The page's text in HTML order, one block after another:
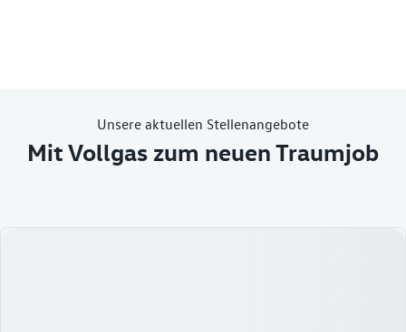
Unsere aktuellen Stellenangebote
Mit Vollgas zum neuen Traumjob